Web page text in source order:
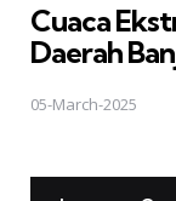
Cuaca
Daerah
05-March-2025